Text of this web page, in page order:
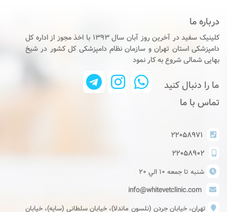
درباره ما
کلینیک سفید در آخرین روز آبان سال ۱۳۹۳ با اخذ مجوز از اداره کل
دامپزشکی استان تهران و سازمان نظام دامپزشکی کل کشور در شیخ
بهایی شمالی شروع به کار نمود
ما را دنبال کنید
تماس با ما
۲۲۰۵۸۹۷۱
۲۲۰۵۸۹۰۲
شنبه تا جمعه ١٠ الي ٢٠
info@whitevetclinic.com
تهران، خیابان جردن (نلسون ماندلا)، خیابان سلطانی (سایه)، خیابان